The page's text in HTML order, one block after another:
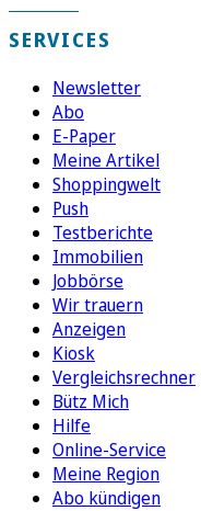
SERVICES
Newsletter
Abo
E-Paper
Meine Artikel
Shoppingwelt
Push
Testberichte
Immobilien
Jobbörse
Wir trauern
Anzeigen
Kiosk
Vergleichsrechner
Bütz Mich
Hilfe
Online-Service
Meine Region
Abo kündigen